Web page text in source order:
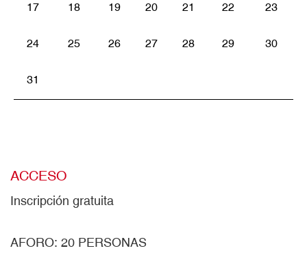
17 18 19 20 21 22 23
24 25 26 27 28 29 30
31
ACCESO
Inscripción gratuita
AFORO: 20 PERSONAS